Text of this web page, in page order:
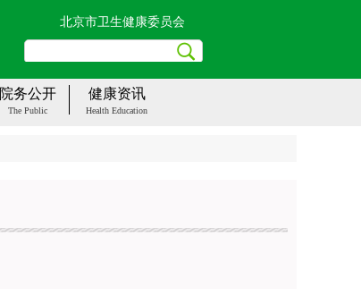
北京市卫生健康委员会
院务公开
The Public
健康资讯
Health Education